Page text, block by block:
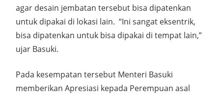
agar desain jembatan tersebut bisa dipatenkan
untuk dipakai di lokasi lain. “Ini sangat eksentrik,
bisa dipatenkan untuk bisa dipakai di tempat lain,”
ujar Basuki.
Pada kesempatan tersebut Menteri Basuki
memberikan Apresiasi kepada Perempuan asal